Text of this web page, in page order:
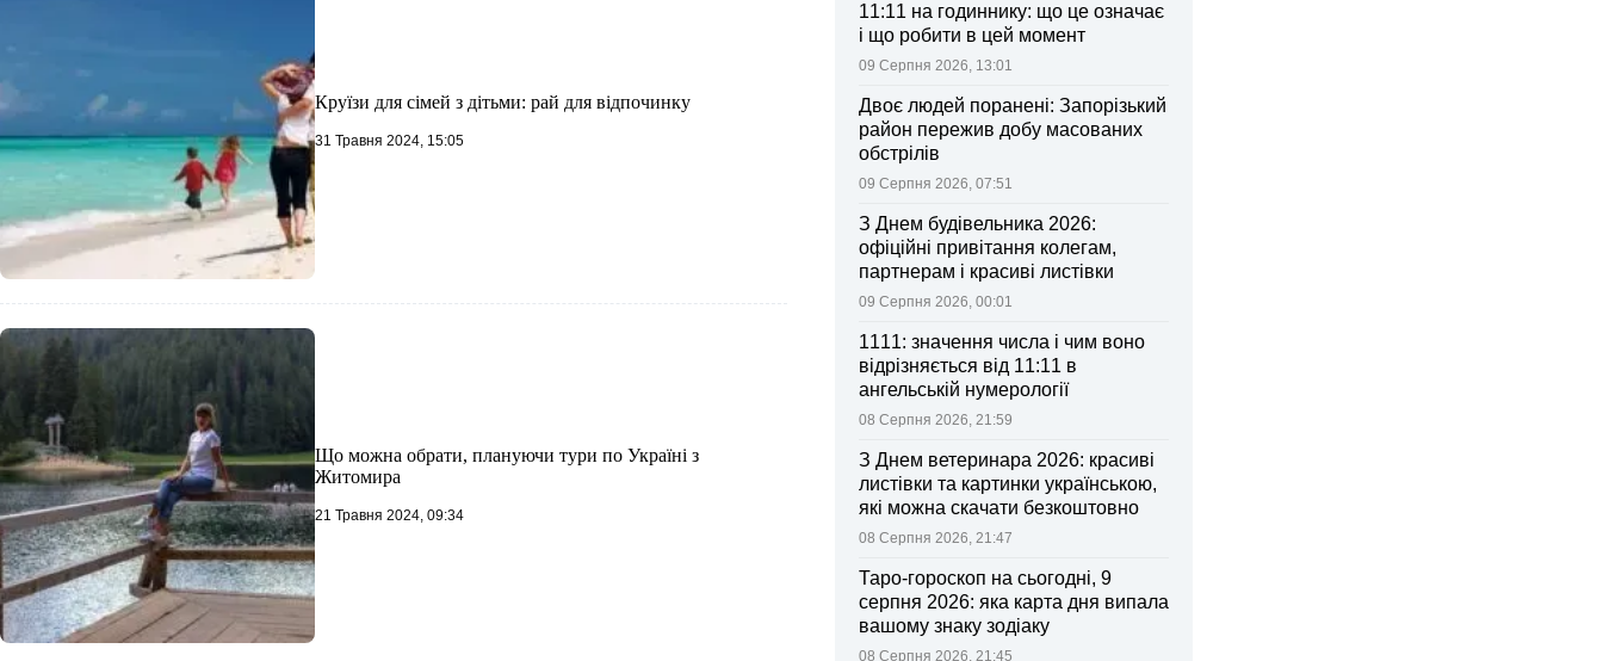
Круїзи для сімей з дітьми: рай для відпочинку
31 Травня 2024, 15:05
Що можна обрати, плануючи тури по Україні з
Житомира
21 Травня 2024, 09:34
11:11 на годиннику: що це означає
і що робити в цей момент
09 Серпня 2026, 13:01
Двоє людей поранені: Запорізький
район пережив добу масованих
обстрілів
09 Серпня 2026, 07:51
З Днем будівельника 2026:
офіційні привітання колегам,
партнерам і красиві листівки
09 Серпня 2026, 00:01
1111: значення числа і чим воно
відрізняється від 11:11 в
ангельській нумерології
08 Серпня 2026, 21:59
З Днем ветеринара 2026: красиві
листівки та картинки українською,
які можна скачати безкоштовно
08 Серпня 2026, 21:47
Таро-гороскоп на сьогодні, 9
серпня 2026: яка карта дня випала
вашому знаку зодіаку
08 Серпня 2026, 21:45